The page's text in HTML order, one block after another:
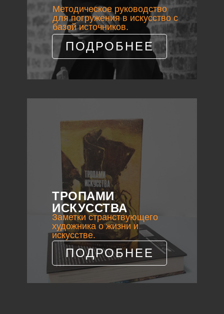
ТРОПАМИ
ИСКУССТВА
Заметки странствующего
художника о жизни и
искусстве.
ПОДРОБНЕЕ
Методическое руководство
для погружения в искусство с
базой источников.
ПОДРОБНЕЕ